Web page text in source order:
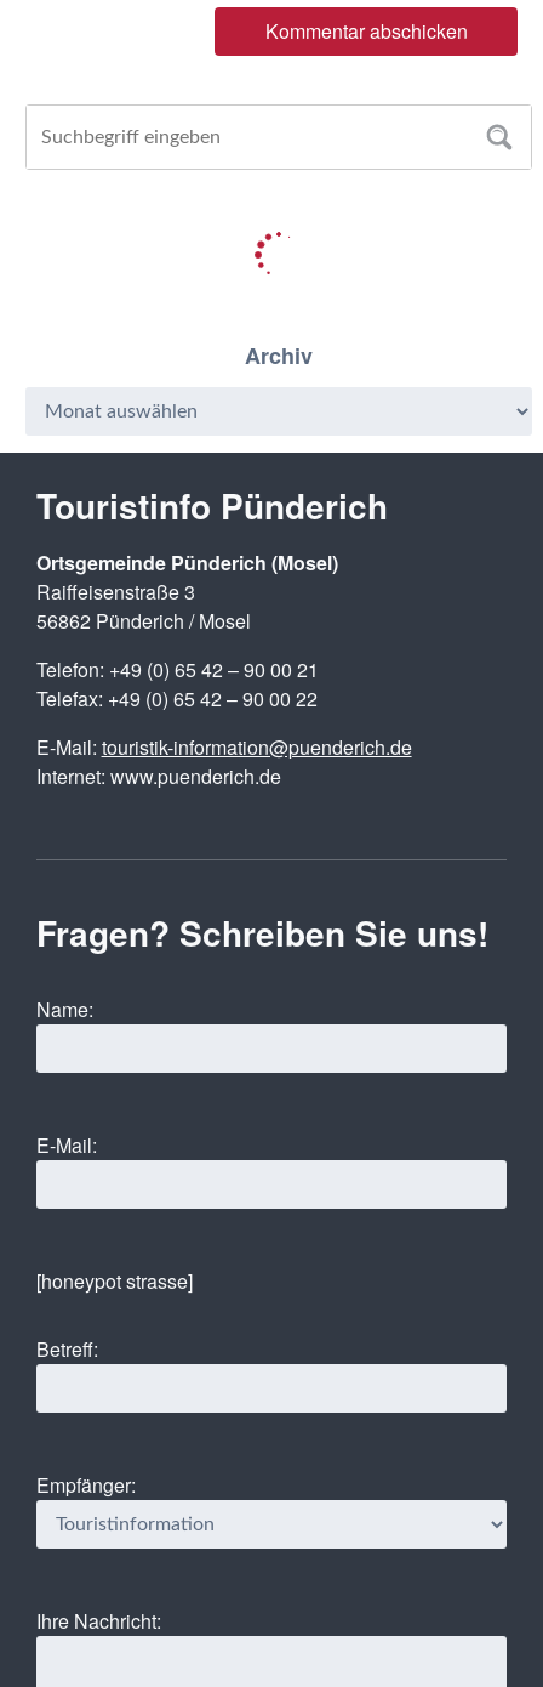
Archiv
Touristinfo Pünderich
Ortsgemeinde Pünderich (Mosel)
Raiffeisenstraße 3
56862 Pünderich / Mosel
Telefon: +49 (0) 65 42 – 90 00 21
Telefax: +49 (0) 65 42 – 90 00 22
E-Mail: touristik-information@puenderich.de
Internet: www.puenderich.de
Fragen? Schreiben Sie uns!
Name:
E-Mail:
[honeypot strasse]
Betreff:
Empfänger:
Ihre Nachricht: